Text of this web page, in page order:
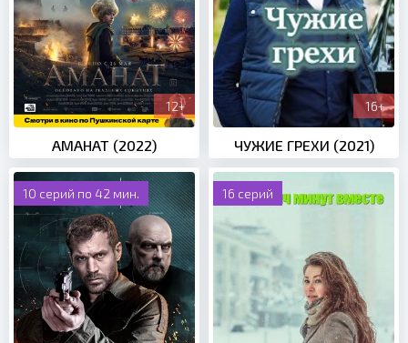
12+
АМАНАТ (2022)
16+
ЧУЖИЕ ГРЕХИ (2021)
10 серий по 42 мин. 16 серий